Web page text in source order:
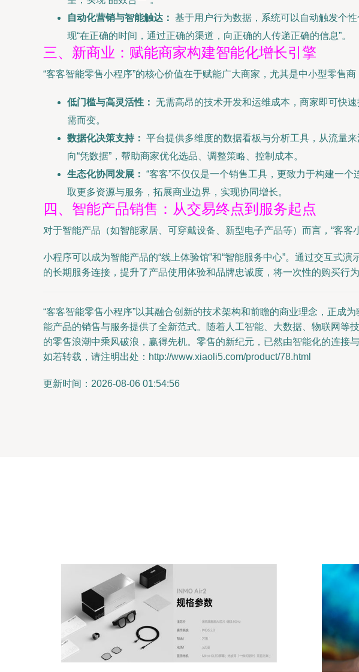
自动化营销与智能触达： 基于用户行为数据，系统可以自动触发个
现“在正确的时间，通过正确的渠道，向正确的人传递正确的信息”。
三、新商业：赋能商家构建智能化增长引擎
“客客智能零售小程序”的核心价值在于赋能广大商家，尤其是中小型零售
低门槛与高灵活性： 无需高昂的技术开发和运维成本，商家即可快
需而变。
数据化决策支持： 平台提供多维度的数据看板与分析工具，从流量
向“凭数据”，帮助商家优化选品、调整策略、控制成本。
生态化协同发展： “客客”不仅仅是一个销售工具，更致力于构建一
取更多资源与服务，拓展商业边界，实现协同增长。
四、智能产品销售：从交易终点到服务起点
对于智能产品（如智能家居、可穿戴设备、新型电子产品等）而言，“客
小程序可以成为智能产品的“线上体验馆”和“智能服务中心”。通过交互式
的长期服务连接，提升了产品使用体验和品牌忠诚度，将一次性的购买行
“客客智能零售小程序”以其融合创新的技术架构和前瞻的商业理念，正成
能产品的销售与服务提供了全新范式。随着人工智能、大数据、物联网等
的零售浪潮中乘风破浪，赢得先机。零售的新纪元，已然由智能化的连接与
如若转载，请注明出处：http://www.xiaoli5.com/product/78.html
更新时间：2026-08-06 01:54:56